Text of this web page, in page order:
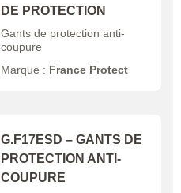
DE PROTECTION
Gants de protection anti-
coupure
Marque : France Protect
G.F17ESD – GANTS DE
PROTECTION ANTI-
COUPURE